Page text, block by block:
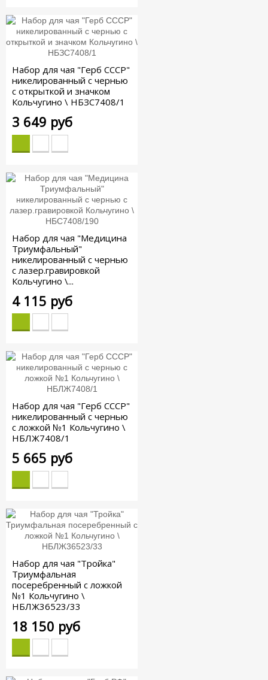
Набор для чая "Герб СССР"
никелированный с чернью
с открыткой и значком
Кольчугино \ НБЗС7408/1
3 649 руб
Набор для чая "Медицина
Триумфальный"
никелированный с чернью
с лазер.гравировкой
Кольчугино \...
4 115 руб
Набор для чая "Герб СССР"
никелированный с чернью
с ложкой №1 Кольчугино \
НБЛЖ7408/1
5 665 руб
Набор для чая "Тройка"
Триумфальная
посеребренный с ложкой
№1 Кольчугино \
НБЛЖ36523/33
18 150 руб